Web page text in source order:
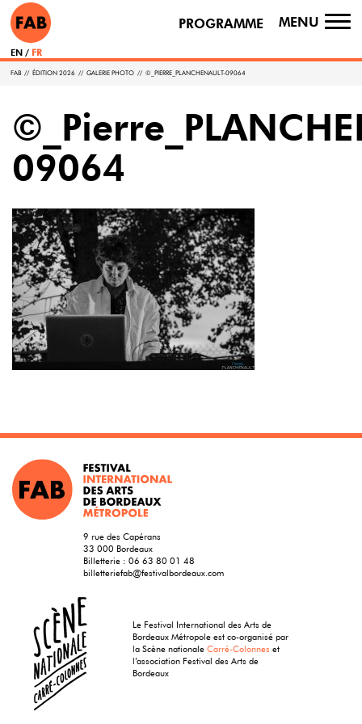
PROGRAMME MENU
EN FR
FAB // ÉDITION 2026 // GALERIE PHOTO // ©_PIERRE_PLANCHENAULT-09064
09064
9 rue des Capérans
33 000 Bordeaux
Billetterie : 06 63 80 01 48
billetteriefab@festivalbordeaux.com
Le Festival International des Arts de
Bordeaux Métropole est co-organisé par
la Scène nationaleCarré-Colonnes et
l’association Festival des Arts de
Bordeaux